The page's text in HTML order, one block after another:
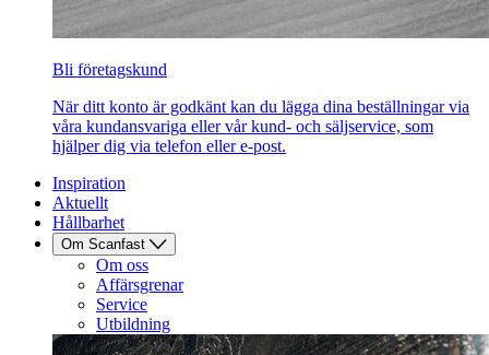
Bli företagskund
När ditt konto är godkänt kan du lägga dina beställningar via
våra kundansvariga eller vår kund- och säljservice, som
hjälper dig via telefon eller e-post.
Inspiration
Aktuellt
Hållbarhet
Om Scanfast
Om oss
Affärsgrenar
Service
Utbildning